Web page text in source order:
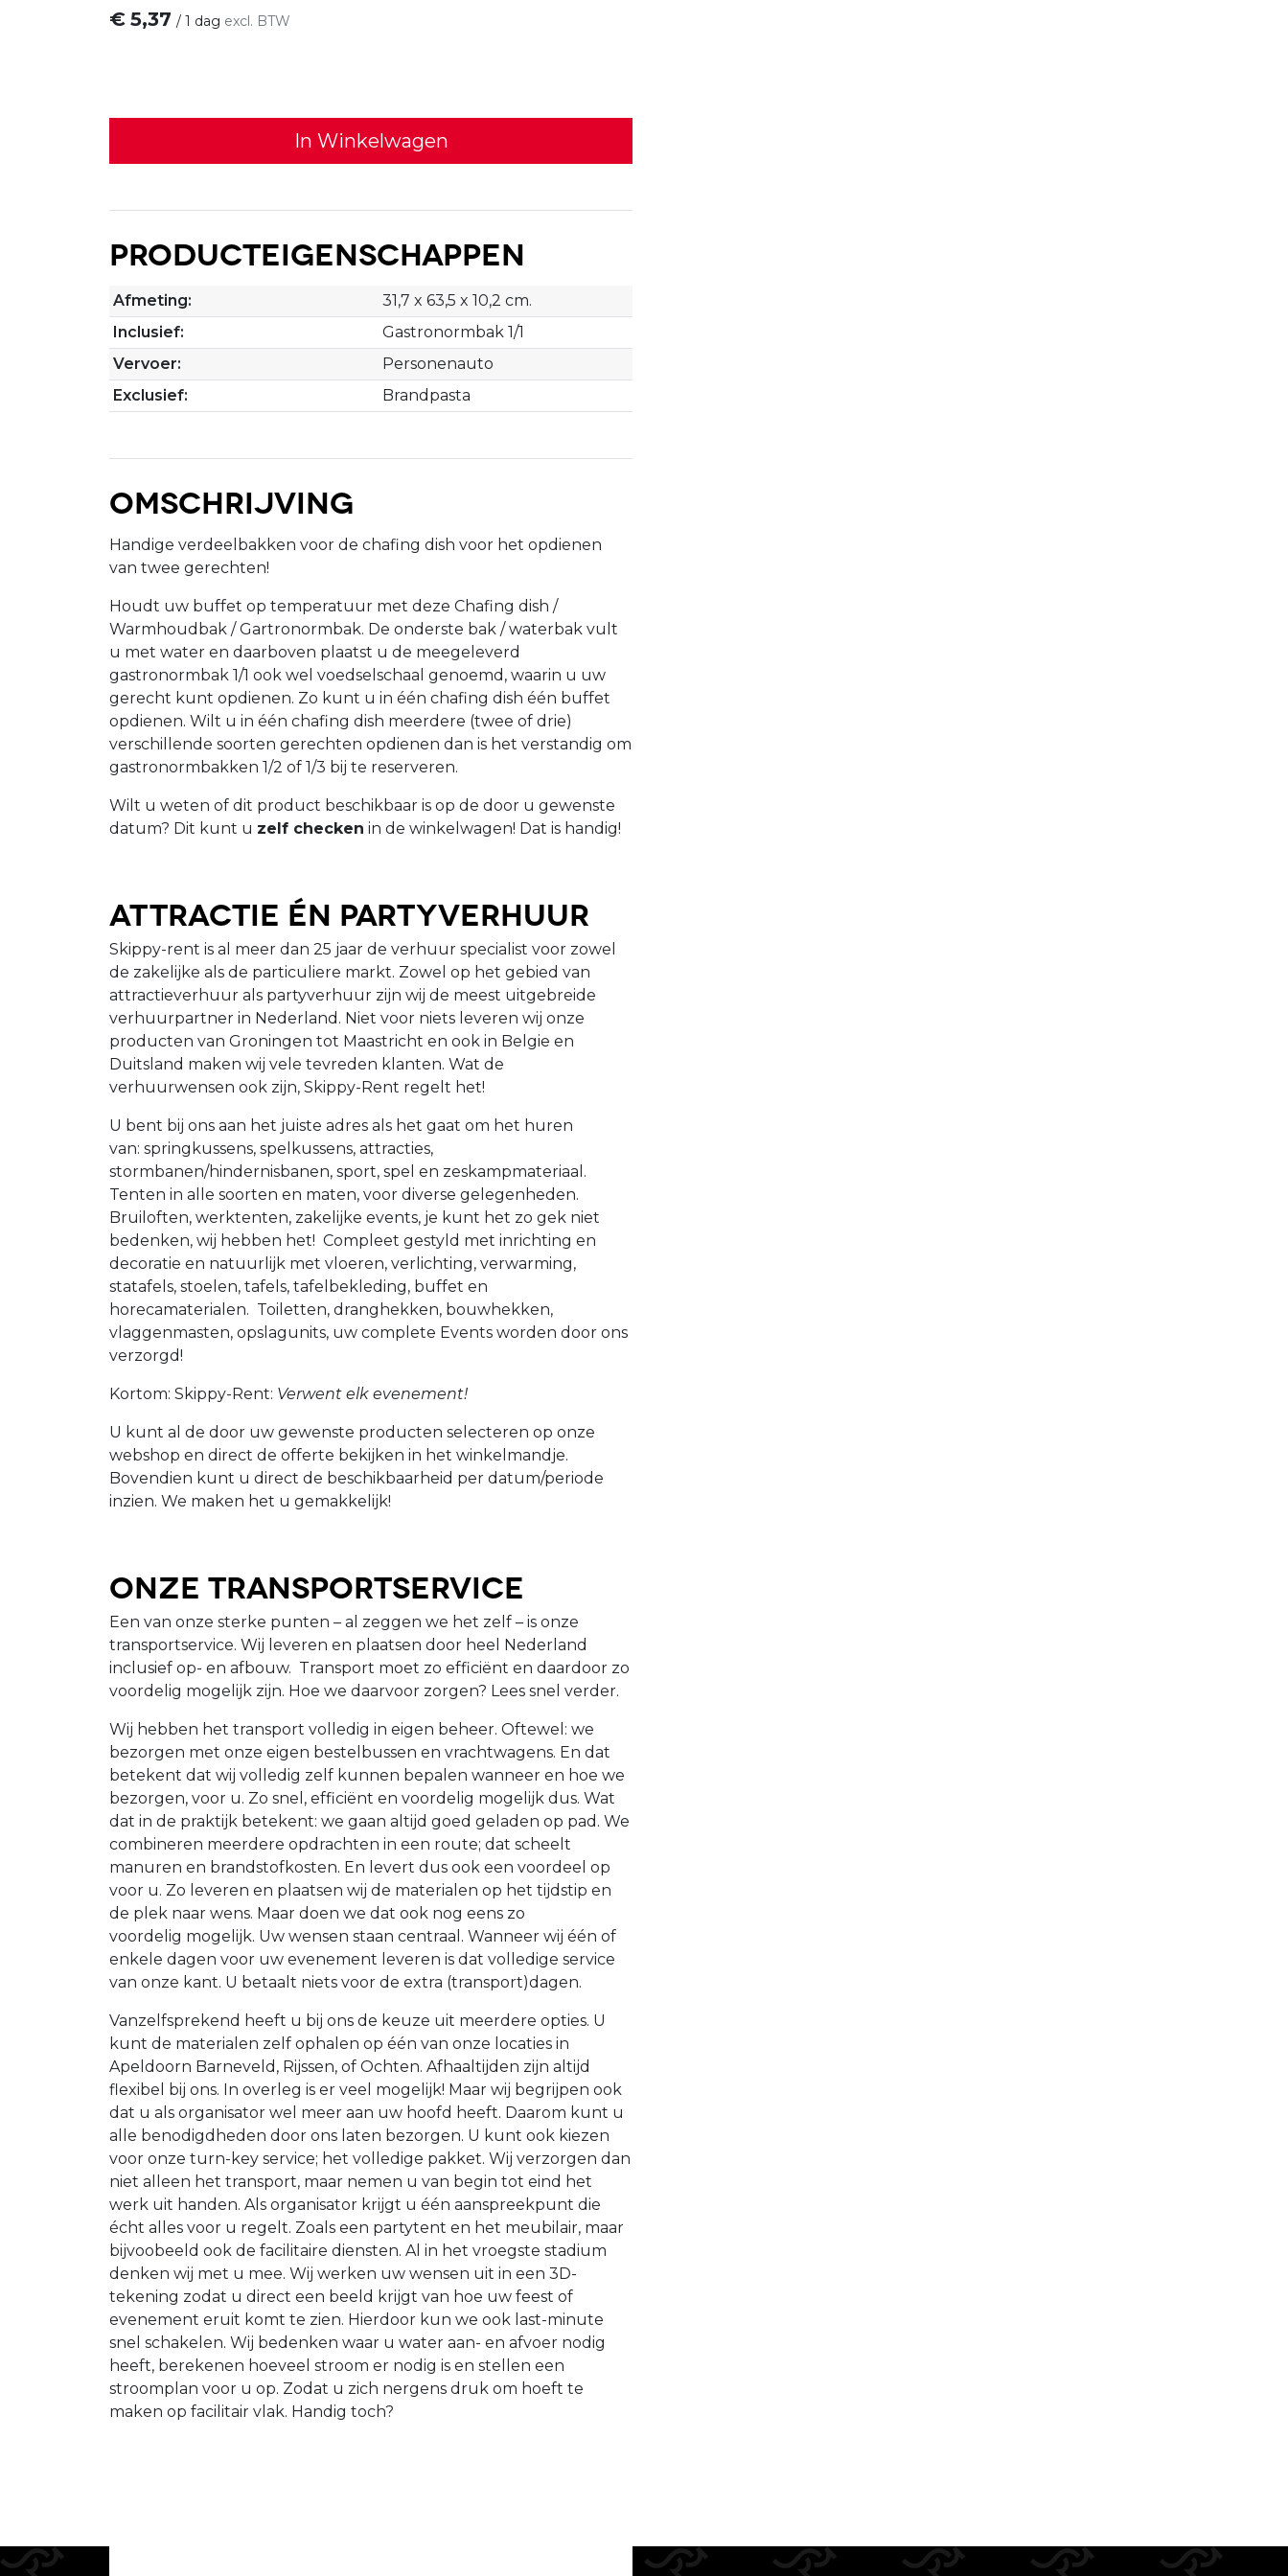
€ 5,37 / 1 dag excl. BTW
In Winkelwagen
Producteigenschappen
Afmeting:
31,7 x 63,5 x 10,2 cm.
Inclusief:
Gastronormbak 1/1
Vervoer:
Personenauto
Exclusief:
Brandpasta
Omschrijving
Handige verdeelbakken voor de chafing dish voor het opdienen
van twee gerechten!
Houdt uw buffet op temperatuur met deze Chafing dish /
Warmhoudbak / Gartronormbak. De onderste bak / waterbak vult
u met water en daarboven plaatst u de meegeleverd
gastronormbak 1/1 ook wel voedselschaal genoemd, waarin u uw
gerecht kunt opdienen. Zo kunt u in één chafing dish één buffet
opdienen. Wilt u in één chafing dish meerdere (twee of drie)
verschillende soorten gerechten opdienen dan is het verstandig om
gastronormbakken 1/2 of 1/3 bij te reserveren.
Wilt u weten of dit product beschikbaar is op de door u gewenste
datum? Dit kunt u zelf checken in de winkelwagen! Dat is handig!
Attractie én Partyverhuur
Skippy-rent is al meer dan 25 jaar de verhuur specialist voor zowel
de zakelijke als de particuliere markt. Zowel op het gebied van
attractieverhuur als partyverhuur zijn wij de meest uitgebreide
verhuurpartner in Nederland. Niet voor niets leveren wij onze
producten van Groningen tot Maastricht en ook in Belgie en
Duitsland maken wij vele tevreden klanten. Wat de
verhuurwensen ook zijn, Skippy-Rent regelt het!
U bent bij ons aan het juiste adres als het gaat om het huren
van: springkussens, spelkussens, attracties,
stormbanen/hindernisbanen, sport, spel en zeskampmateriaal.
Tenten in alle soorten en maten, voor diverse gelegenheden.
Bruiloften, werktenten, zakelijke events, je kunt het zo gek niet
bedenken, wij hebben het! Compleet gestyld met inrichting en
decoratie en natuurlijk met vloeren, verlichting, verwarming,
statafels, stoelen, tafels, tafelbekleding, buffet en
horecamaterialen. Toiletten, dranghekken, bouwhekken,
vlaggenmasten, opslagunits, uw complete Events worden door ons
verzorgd!
Kortom: Skippy-Rent: Verwent elk evenement!
U kunt al de door uw gewenste producten selecteren op onze
webshop en direct de offerte bekijken in het winkelmandje.
Bovendien kunt u direct de beschikbaarheid per datum/periode
inzien. We maken het u gemakkelijk!
Onze Transportservice
Een van onze sterke punten – al zeggen we het zelf – is onze
transportservice. Wij leveren en plaatsen door heel Nederland
inclusief op- en afbouw. Transport moet zo efficiënt en daardoor zo
voordelig mogelijk zijn. Hoe we daarvoor zorgen? Lees snel verder.
Wij hebben het transport volledig in eigen beheer. Oftewel: we
bezorgen met onze eigen bestelbussen en vrachtwagens. En dat
betekent dat wij volledig zelf kunnen bepalen wanneer en hoe we
bezorgen, voor u. Zo snel, efficiënt en voordelig mogelijk dus. Wat
dat in de praktijk betekent: we gaan altijd goed geladen op pad. We
combineren meerdere opdrachten in een route; dat scheelt
manuren en brandstofkosten. En levert dus ook een voordeel op
voor u. Zo leveren en plaatsen wij de materialen op het tijdstip en
de plek naar wens. Maar doen we dat ook nog eens zo
voordelig mogelijk. Uw wensen staan centraal. Wanneer wij één of
enkele dagen voor uw evenement leveren is dat volledige service
van onze kant. U betaalt niets voor de extra (transport)dagen.
Vanzelfsprekend heeft u bij ons de keuze uit meerdere opties. U
kunt de materialen zelf ophalen op één van onze locaties in
Apeldoorn Barneveld, Rijssen, of Ochten. Afhaaltijden zijn altijd
flexibel bij ons. In overleg is er veel mogelijk! Maar wij begrijpen ook
dat u als organisator wel meer aan uw hoofd heeft. Daarom kunt u
alle benodigdheden door ons laten bezorgen. U kunt ook kiezen
voor onze turn-key service; het volledige pakket. Wij verzorgen dan
niet alleen het transport, maar nemen u van begin tot eind het
werk uit handen. Als organisator krijgt u één aanspreekpunt die
écht alles voor u regelt. Zoals een partytent en het meubilair, maar
bijvoobeeld ook de facilitaire diensten. Al in het vroegste stadium
denken wij met u mee. Wij werken uw wensen uit in een 3D-
tekening zodat u direct een beeld krijgt van hoe uw feest of
evenement eruit komt te zien. Hierdoor kun we ook last-minute
snel schakelen. Wij bedenken waar u water aan- en afvoer nodig
heeft, berekenen hoeveel stroom er nodig is en stellen een
stroomplan voor u op. Zodat u zich nergens druk om hoeft te
maken op facilitair vlak. Handig toch?